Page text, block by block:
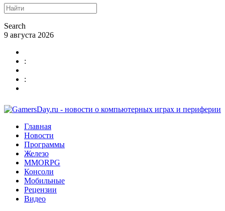
Search
9 августа 2026
:
:
Главная
Новости
Программы
Железо
MMORPG
Консоли
Мобильные
Рецензии
Видео